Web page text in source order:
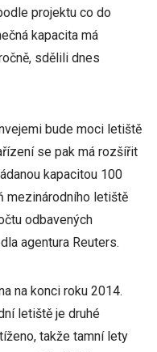
projektu co do
kapacita má
sdělili dnes
bude moci letiště
se pak má rozšířit
kapacitou 100
mezinárodního letiště
odbavených
agentura Reuters.
na konci roku 2014.
letiště je druhé
takže tamní lety